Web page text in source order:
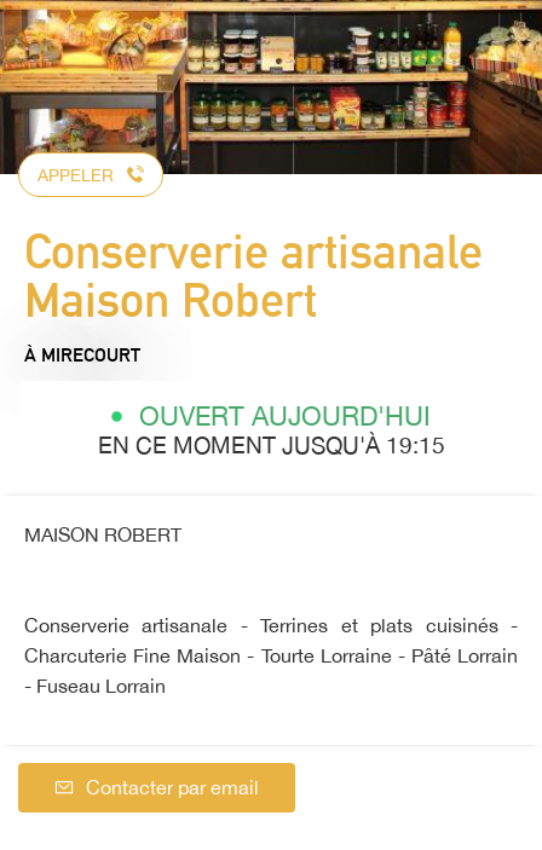
APPELER
Conserverie artisanale
Maison Robert
À MIRECOURT
OUVERT AUJOURD'HUI
EN CE MOMENT JUSQU'À 19:15
MAISON ROBERT
Conserverie artisanale - Terrines et plats cuisinés -
Charcuterie Fine Maison - Tourte Lorraine - Pâté Lorrain
- Fuseau Lorrain
Contacter par email